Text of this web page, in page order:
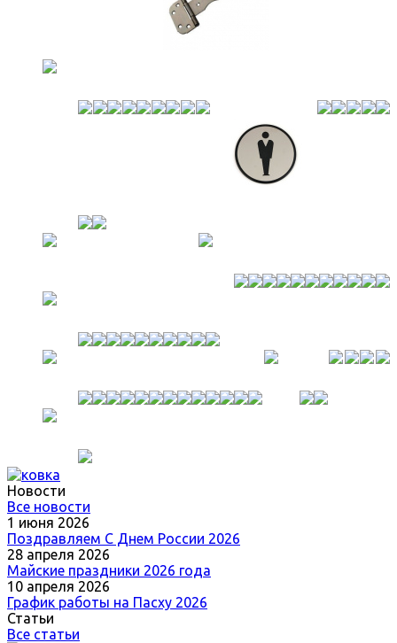
Новости
Все новости
1 июня 2026
Поздравляем С Днем России 2026
28 апреля 2026
Майские праздники 2026 года
10 апреля 2026
График работы на Пасху 2026
Статьи
Все статьи